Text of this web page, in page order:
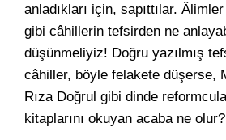
anladıkları için, sapıttılar.
gibi câhillerin tefsirden ne
düşünmeliyiz! Doğru yazılmış
câhiller, böyle felakete düşerse,
Rıza Doğrul gibi dinde
kitaplarını okuyan acaba ne olur?